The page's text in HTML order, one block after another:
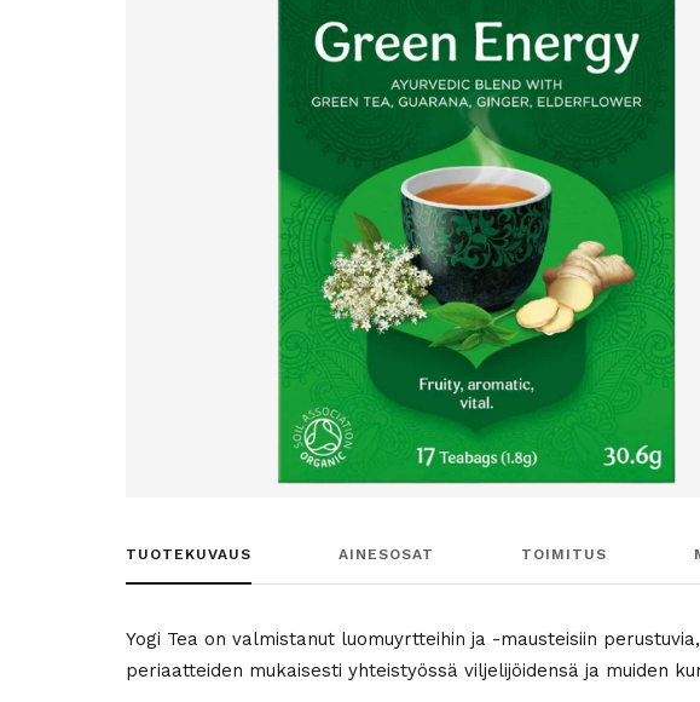
TUOTEKUVAUS AINESOSAT TOIMITUS
Yogi Tea on valmistanut luomuyrtteihin ja -mausteisiin
periaatteiden mukaisesti yhteistyössä viljelijöidensä ja muiden